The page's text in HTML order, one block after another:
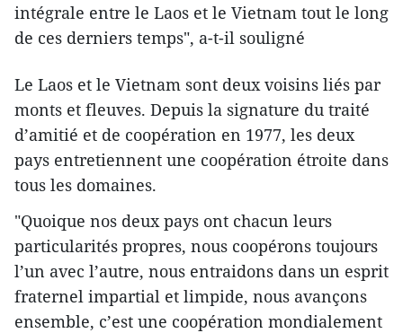
intégrale entre le Laos et le Vietnam tout le long
de ces derniers temps", a-t-il souligné
Le Laos et le Vietnam sont deux voisins liés par
monts et fleuves. Depuis la signature du traité
d’amitié et de coopération en 1977, les deux
pays entretiennent une coopération étroite dans
tous les domaines.
"Quoique nos deux pays ont chacun leurs
particularités propres, nous coopérons toujours
l’un avec l’autre, nous entraidons dans un esprit
fraternel impartial et limpide, nous avançons
ensemble, c’est une coopération mondialement